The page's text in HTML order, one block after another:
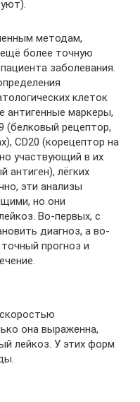
методам,
более точную
заболевания.
клеток
антигенные маркеры,
(белковый рецептор,
CD20 (корецептор на
участвующий в их
антиген), лёгких
эти анализы
но они
Во-первых, с
диагноз, а во-
прогноз и
она выраженна,
лейкоз. У этих форм